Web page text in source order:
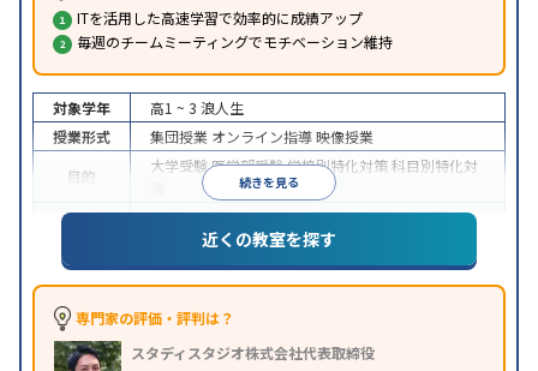
ITを活用した高速学習で効率的に成績アップ
毎週のチームミーティングでモチベーション維持
続きを見る
対象学年 高1 ~ 3 浪人生
授業形式
集団授業 オンライン指導映像授業
目的
大学受験医学部受験学校別特化対策科目別特化対
特待生・奨学金制度あり授業の振替可能学習に
PC・タブレットを利用1科目から受講可能
習のみの受講可
※2024年6月調査。大学受験塾・予備校のアンケート調査方法を参照
近くの教室を探す
専門家の評価・評判は？
スタディスタジオ株式会社代表取締役